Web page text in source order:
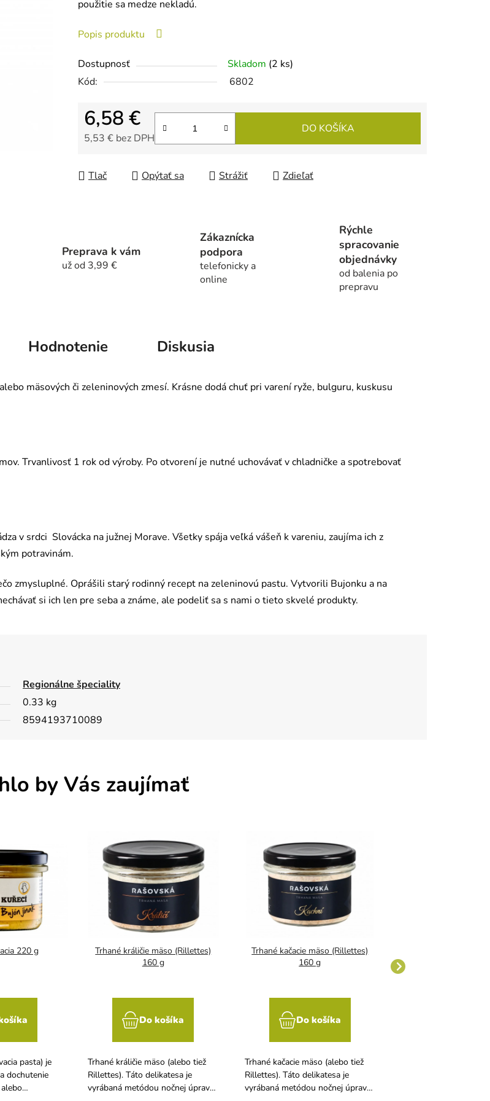
0,0
5
hviezdičiek.
použitie sa medze nekladú.
Popis produktu
Dostupnosť Skladom (2 ks)
Kód:
6802
6,58 €
5,53 € bez DPH
DO KOŠÍKA
Tlač Opýtať sa Strážiť Zdieľať
Preprava k vám
už od 3,99 €
Zákaznícka
podpora
telefonicky a
online
Rýchle
spracovanie
objednávky
od balenia po
prepravu
Hodnotenie Diskusia
mäsových či zeleninových zmesí. Krásne dodá chuť pri varení ryže, bulguru, kuskusu
Trvanlivosť 1 rok od výroby. Po otvorení je nutné uchovávať v chladničke a spotrebovať
v srdci Slovácka na južnej Morave. Všetky spája veľká vášeň k vareniu, zaujíma ich z
potravinám.
zmysluplné. Oprášili starý rodinný recept na zeleninovú pastu. Vytvorili Bujonku a na
si ich len pre seba a známe, ale podeliť sa s nami o tieto skvelé produkty.
Regionálne špeciality
0.33 kg
8594193710089
by Vás zaujímať
220 g
pasta) je
dochutenie
Trhané králičie mäso (Rillettes)
160 g
Do košíka
Trhané králičie mäso (alebo tiež
Rillettes). Táto delikatesa je
vyrábaná metódou nočnej úpravy
Trhané kačacie mäso (Rillettes)
160 g
Do košíka
Trhané kačacie mäso (alebo tiež
Rillettes). Táto delikatesa je
vyrábaná metódou nočnej úpravy